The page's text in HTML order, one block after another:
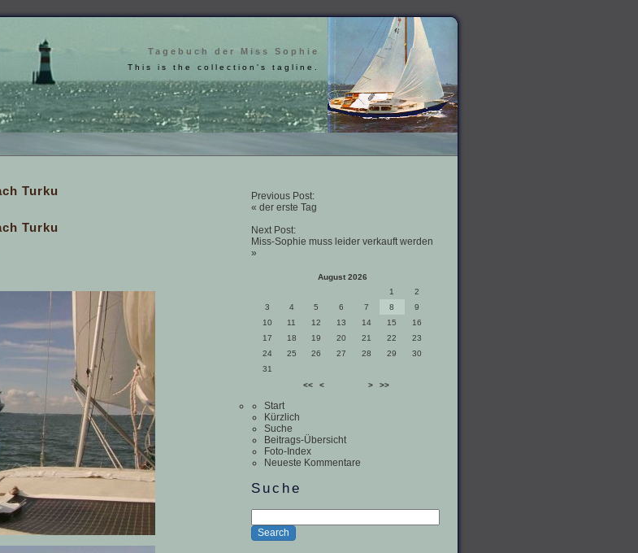
Tagebuch der Miss Sophie
This is the collection's tagline.
Turku
Turku
Previous Post:
« der erste Tag
Next Post:
Miss-Sophie muss leider verkauft werden
»
August 2026
1
2
3
4 5 6 7 8
9
10
11 12 13 14 15
16
17
18 19 20 21 22
23
24
25 26 27 28 29
30
31
<<
< > >>
Start
Kürzlich
Suche
Beitrags-Übersicht
Foto-Index
Neueste Kommentare
Suche